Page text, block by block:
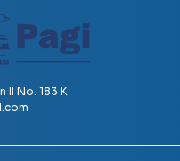
II No. 183 K